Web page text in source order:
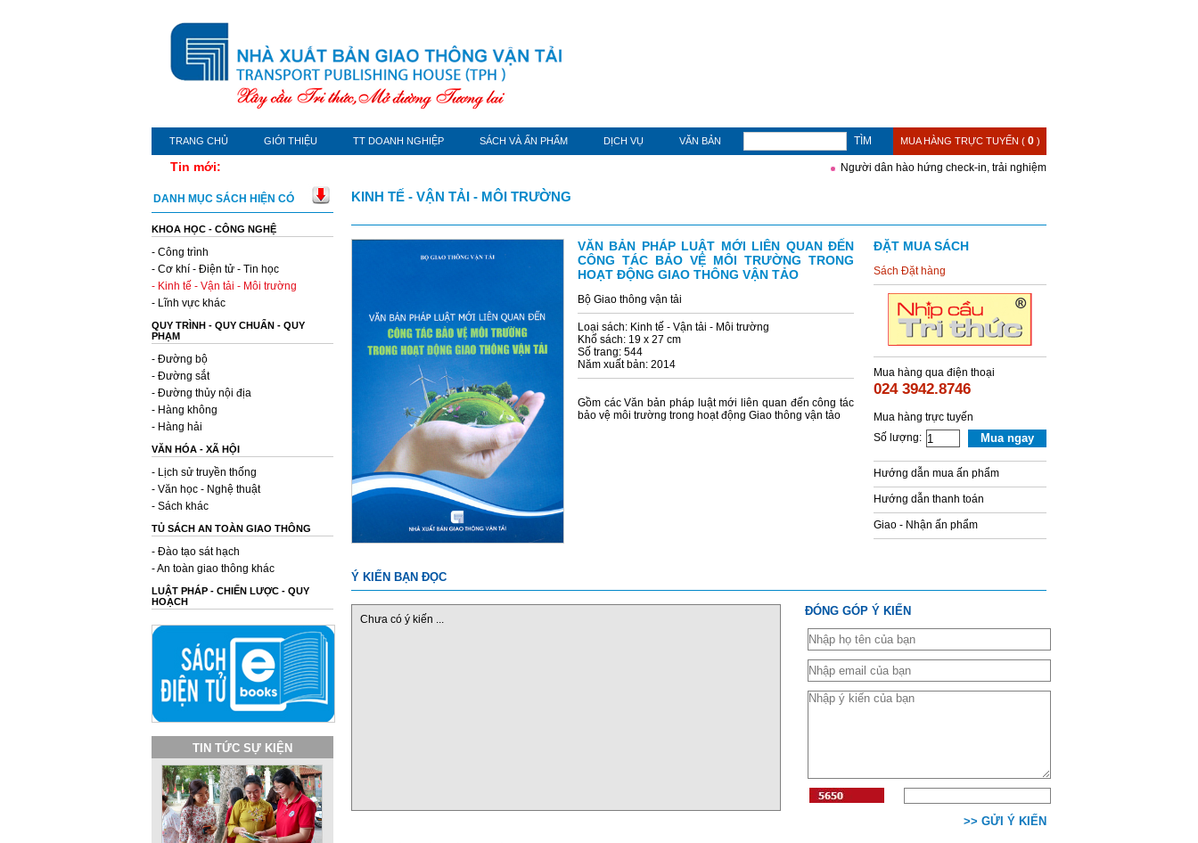
TRANG CHỦ GIỚI THIỆU TT DOANH NGHIỆP SÁCH VÀ ẤN PHẨM DỊCH VỤ VĂN BẢN TÌM MUA HÀNG TRỰC TUYẾN ( 0 )
Tin mới: Người dân hào hứng check-in, trải nghiệm gian trưng bày của CSGT và
DANH MỤC SÁCH HIỆN CÓ
KHOA HỌC - CÔNG NGHỆ
- Công trình
- Cơ khí - Điện tử - Tin học
- Kinh tế - Vận tải - Môi trường
- Lĩnh vực khác
QUY TRÌNH - QUY CHUẨN - QUY
PHẠM
- Đường bộ
- Đường sắt
- Đường thủy nội địa
- Hàng không
- Hàng hải
VĂN HÓA - XÃ HỘI
- Lịch sử truyền thống
- Văn học - Nghệ thuật
- Sách khác
TỦ SÁCH AN TOÀN GIAO THÔNG
- Đào tạo sát hạch
- An toàn giao thông khác
LUẬT PHÁP - CHIẾN LƯỢC - QUY
HOẠCH
TIN TỨC SỰ KIỆN
KINH TẾ - VẬN TẢI - MÔI TRƯỜNG
VĂN BẢN PHÁP LUẬT MỚI LIÊN QUAN ĐẾN
CÔNG TÁC BẢO VỆ MÔI TRƯỜNG TRONG
HOẠT ĐỘNG GIAO THÔNG VẬN TẢO
Bộ Giao thông vận tải
Loại sách: Kinh tế - Vận tải - Môi trường
Khổ sách: 19 x 27 cm
Số trang: 544
Năm xuất bản: 2014
Gồm các Văn bản pháp luật mới liên quan đến công tác
bảo vệ môi trường trong hoạt động Giao thông vận tảo
ĐẶT MUA SÁCH
Sách Đặt hàng
Mua hàng qua điện thoại
024 3942.8746
Mua hàng trực tuyến
Số lượng:
Mua ngay
Hướng dẫn mua ấn phẩm
Hướng dẫn thanh toán
Giao - Nhận ấn phẩm
Ý KIẾN BẠN ĐỌC
ĐÓNG GÓP Ý KIẾN
>> GỬI Ý KIẾN
Chưa có ý kiến ...